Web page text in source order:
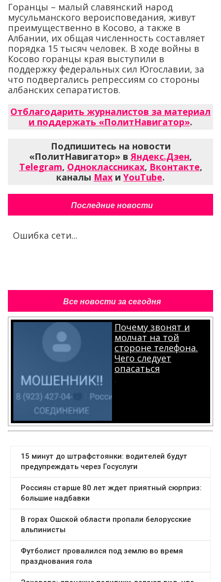
Горанцы – малый славянский народ
мусульманского вероисповедания, живут
преимущественно в Косово, а также в
Албании, их общая численность составляет
порядка 15 тысяч человек. В ходе войны в
Косово горанцы края выступили в
поддержку федеральных сил Югославии, за
что подвергались репрессиям со стороны
албанских сепаратистов.
Отблагодарить журналистов за материал
и поддержать «ПолитНавигатор».
Подпишитесь на новости
«ПолитНавигатор» в Яндекс.Дзен,
Telegram, Одноклассниках, Вконтакте,
каналы Max и YouTube.
Последние новости
Ошибка сети...
Все новости за сегодня
Почему звонят и
молчат на той
стороне телефона.
Чего следует
опасаться
.